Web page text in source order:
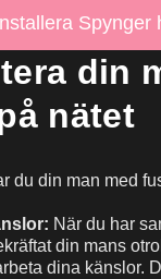
Spynger
din
nätet
du din man med
När du har
din mans
dina känslor.